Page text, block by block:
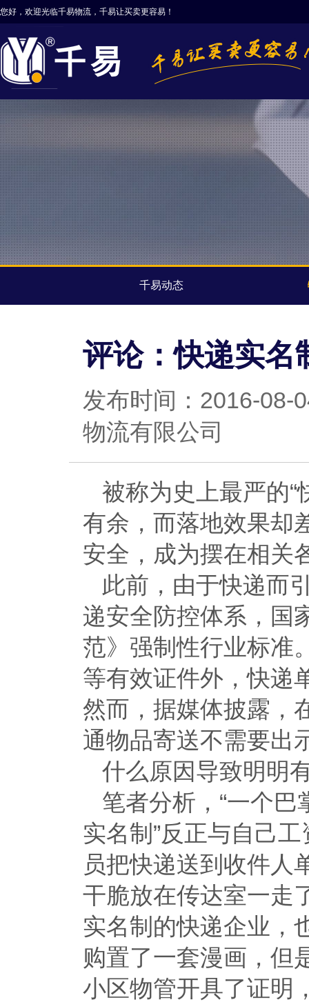
您好，欢迎光临千易物流，千易让买卖更容易！
千易动态
评论：快递实名
发布时间：2016-
物流有限公司
被称为史上最严的“
有余，而落地效果却
安全，成为摆在相关
此前，由于快递而
递安全防控体系，国
范》强制性行业标准
等有效证件外，快递
然而，据媒体披露，
通物品寄送不需要出
什么原因导致明明
笔者分析，“一个巴
实名制”反正与自己
员把快递送到收件人
干脆放在传达室一走
实名制的快递企业，
购置了一套漫画，但
小区物管开具了证明